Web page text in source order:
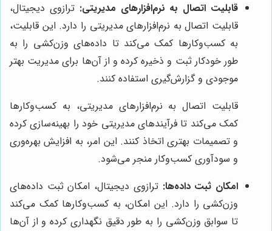
قابلیت اتصال به نرم‌افزارهای مدیریتی: ترازوی دیجیتال،
قابلیت اتصال به نرم‌افزارهای مدیریتی را دارد. این قابلیت،
به کسب‌وکارها کمک می‌کند تا داده‌های وزن‌کشی را به
طور خودکار ثبت و ذخیره کرده و از آن‌ها برای مدیریت بهتر
موجودی و گزارش‌گیری استفاده کنند.
قابلیت اتصال به نرم‌افزارهای مدیریتی، به کسب‌وکارها
کمک می‌کند تا فرآیندهای مدیریتی خود را بهینه‌سازی کرده
و تصمیمات بهتری اتخاذ کنند. این امر، به افزایش بهره‌وری
و سودآوری کسب‌وکار منجر می‌شود.
امکان ثبت داده‌ها: ترازوی دیجیتال، امکان ثبت داده‌های
وزن‌کشی را دارد. این امکان، به کسب‌وکارها کمک می‌کند
تا سوابق وزن‌کشی را به طور دقیق نگهداری کرده و از آن‌ها